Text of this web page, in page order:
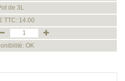
de 3L
TTC: 14.00
OK